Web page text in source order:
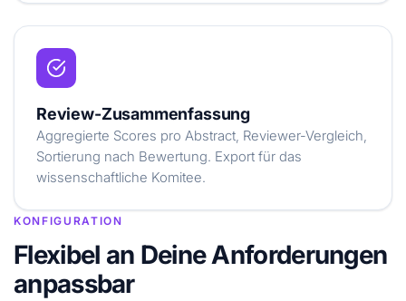
Review-Zusammenfassung
Aggregierte Scores pro Abstract, Reviewer-Vergleich,
Sortierung nach Bewertung. Export für das
wissenschaftliche Komitee.
KONFIGURATION
Flexibel an Deine Anforderungen
anpassbar